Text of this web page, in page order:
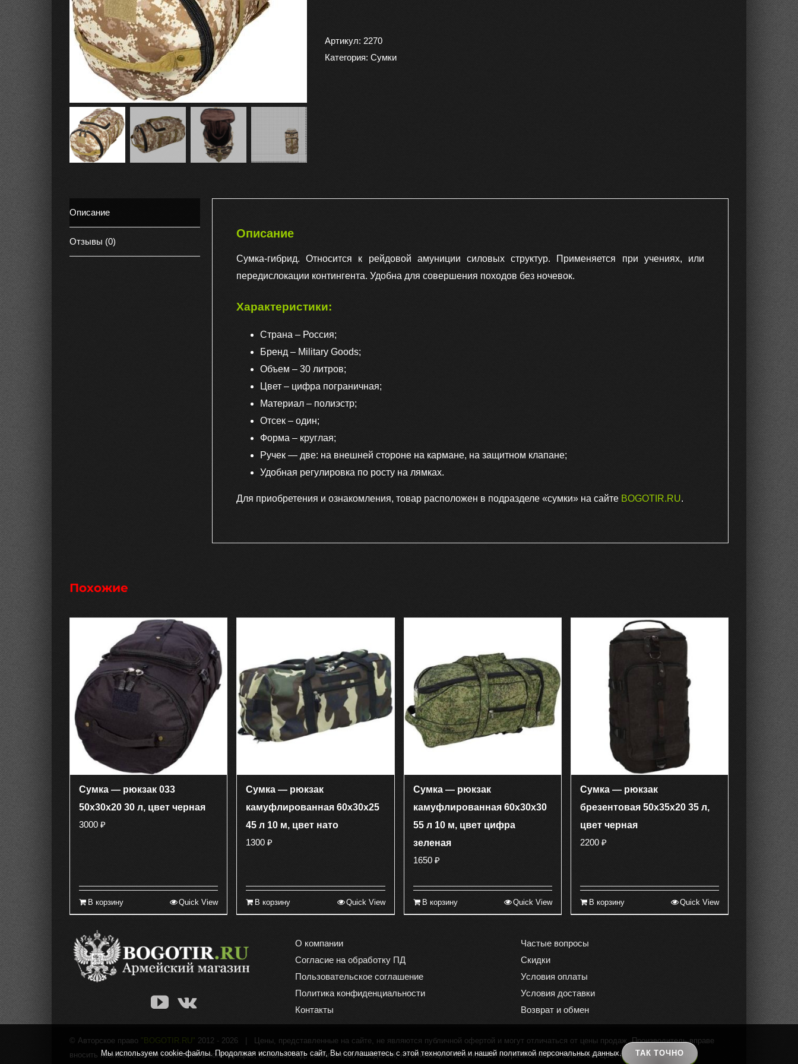
-
рюкзак
Артикул: 2270
Категория: Сумки
Описание
Отзывы (0)
Описание
Сумка-гибрид. Относится к рейдовой амуниции силовых структур. Применяется при учениях, или
передислокации контингента. Удобна для совершения походов без ночевок.
Характеристики:
Страна – Россия;
Бренд – Military Goods;
Объем – 30 литров;
Цвет – цифра пограничная;
Материал – полиэстр;
Отсек – один;
Форма – круглая;
Ручек — две: на внешней стороне на кармане, на защитном клапане;
Удобная регулировка по росту на лямках.
Для приобретения и ознакомления, товар расположен в подразделе «сумки» на сайте BOGOTIR.RU.
Похожие
Сумка — рюкзак 033
50х30х20 30 л, цвет черная
3000 ₽
В корзину Quick View
Сумка — рюкзак
камуфлированная 60х30х25
45 л 10 м, цвет нато
1300₽
В корзину Quick View
Сумка — рюкзак
камуфлированная 60х30х30
55 л 10 м, цвет цифра
зеленая
1650 ₽
В корзину Quick View
Сумка — рюкзак
брезентовая 50х35х20 35 л,
цвет черная
2200 ₽
В корзину Quick View
О компании
Согласие на обработку ПД
Пользовательское соглашение
Политика конфиденциальности
Контакты
Частые вопросы
Скидки
Условия оплаты
Условия доставки
Возврат и обмен
© Авторское право "BOGOTIR.RU" 2012 - 2026 | Цены, представленные на сайте, не являются публичной офертой и могут отличаться от цены продаж. Производитель вправе
вносить незначительные изменения в конструкцию, внешний вид, комплектность изделий, не влияющие на основные потребительские свойства. Цвет продукции на экране
Мы используем cookie-файлы. Продолжая использовать сайт, Вы соглашаетесь с этой технологией и нашей политикой персональных данных. ТАК ТОЧНО